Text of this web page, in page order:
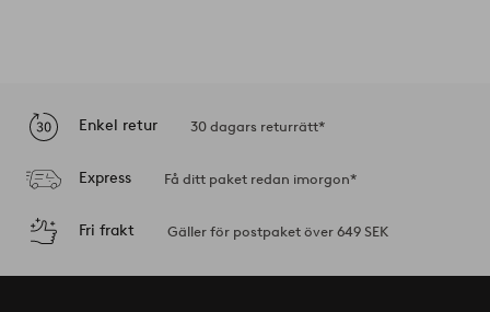
Enkel retur 30 dagars returrätt*
Express Få ditt paket redan imorgon*
Fri frakt Gäller för postpaket över 649 SEK